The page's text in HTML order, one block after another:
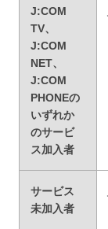
J:COM
TV、
J:COM
NET、
J:COM
PHONEの
いずれか
のサービ
ス加入者
サービス
未加入者